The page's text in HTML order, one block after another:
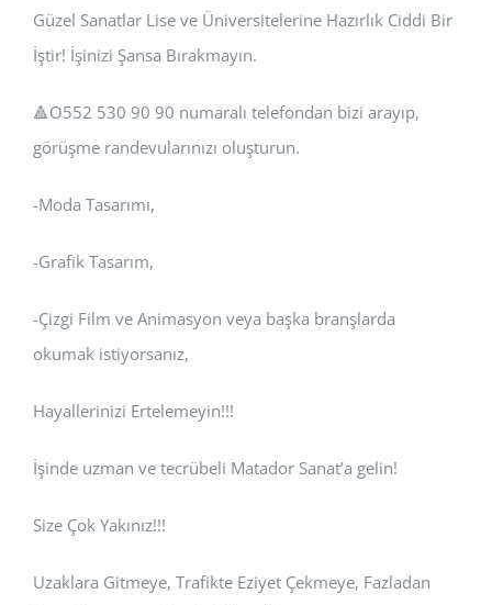
Güzel Sanatlar Lise ve Üniversitelerine Hazırlık Ciddi Bir
İştir! İşinizi Şansa Bırakmayın.
🔺️O552 530 90 90 numaralı telefondan bizi arayıp,
görüşme randevularınızı oluşturun.
-Moda Tasarımı,
-Grafik Tasarım,
-Çizgi Film ve Animasyon veya başka branşlarda
okumak istiyorsanız,
Hayallerinizi Ertelemeyin!!!
İşinde uzman ve tecrübeli Matador Sanat’a gelin!
Size Çok Yakınız!!!
Uzaklara Gitmeye, Trafikte Eziyet Çekmeye, Fazladan